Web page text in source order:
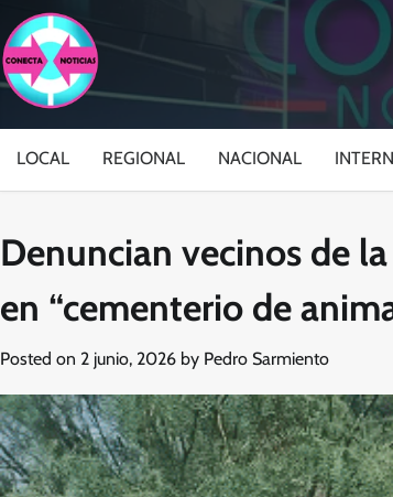
to
content
LOCAL REGIONAL NACIONAL
Denuncian vecinos de
en “cementerio de
Posted on 2 junio, 2026 by Pedro Sarmiento